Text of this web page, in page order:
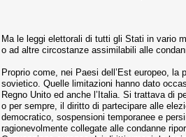
Ma le leggi elettorali di tutti gli Stati in vario
o ad altre circostanze assimilabili alle
Proprio come, nei Paesi dell’Est europeo,
sovietico. Quelle limitazioni hanno dato
Regno Unito ed anche l’Italia. Si trattava di
o per sempre, il diritto di partecipare alle
democratico, sospensioni temporanee e
ragionevolmente collegate alle condanne